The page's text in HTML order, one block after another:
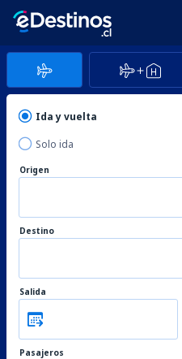
Ida y vuelta
Solo ida
Origen
Destino
Salida
Pasajeros